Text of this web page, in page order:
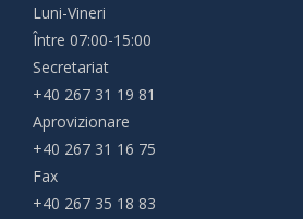
Luni-Vineri
Între 07:00-15:00
Secretariat
+40 267 31 19 81
Aprovizionare
+40 267 31 16 75
Fax
+40 267 35 18 83